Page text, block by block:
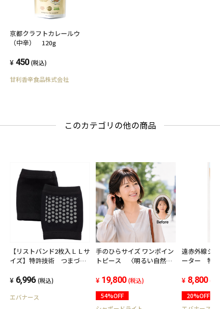
京都クラフトカレールウ
（中辛） 120g
450 (税込)
甘利香辛食品株式会社
このカテゴリの他の商品
【リストバンド2枚入ＬＬサ
イズ】特許技術 つまづ
らくらく着脱 高齢者 シ
ル らくらく柔らか大きい
6,996 (税込)
エバナース
手のひらサイズ ワンポイン
トピース 〈明るい自然
19,800 (税込)
54%OFF
遠赤外線シ
ーター 特
活 冷え症
セックス
8,800 (税
20%OFF